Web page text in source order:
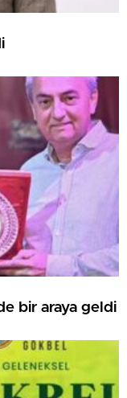
bir araya geldi